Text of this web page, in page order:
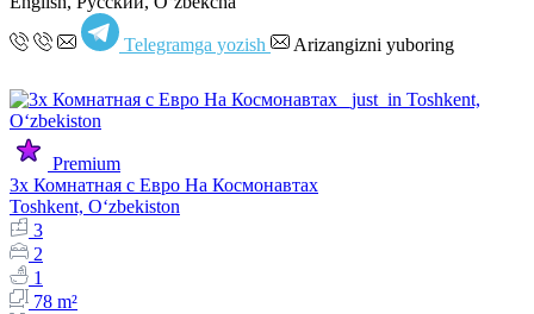
Telegramga yozish Arizangizni yuboring
Premium
3х Комнатная с Евро На Космонавтах
Toshkent, Oʻzbekiston
3
2
1
78 m²